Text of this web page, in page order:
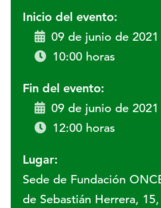
Inicio del evento:
09 de junio de 2021
10:00 horas
Fin del evento:
09 de junio de 2021
12:00 horas
Lugar:
Sede de Fundación
de Sebastián Herrera,